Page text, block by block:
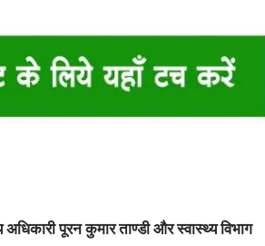
पूरन कुमार ताण्डी और स्वास्थ्य विभाग